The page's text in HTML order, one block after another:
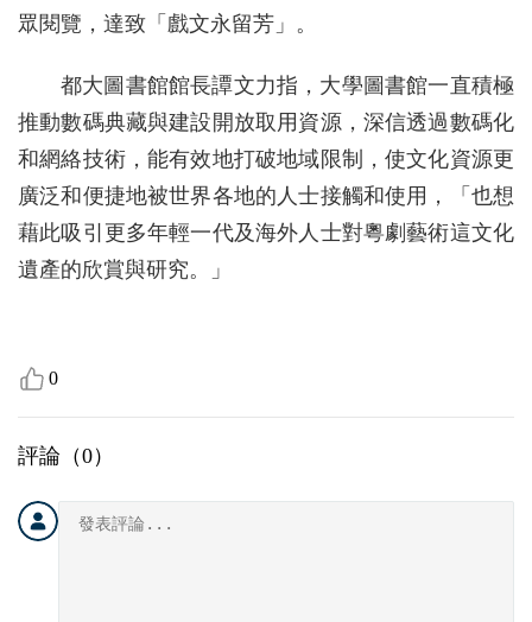
眾閱覽，達致「戲文永留芳」。
都大圖書館館長譚文力指，大學圖書館一直積極
推動數碼典藏與建設開放取用資源，深信透過數碼化
和網絡技術，能有效地打破地域限制，使文化資源更
廣泛和便捷地被世界各地的人士接觸和使用，「也想
藉此吸引更多年輕一代及海外人士對粵劇藝術這文化
遺產的欣賞與研究。」
0
評論（0）